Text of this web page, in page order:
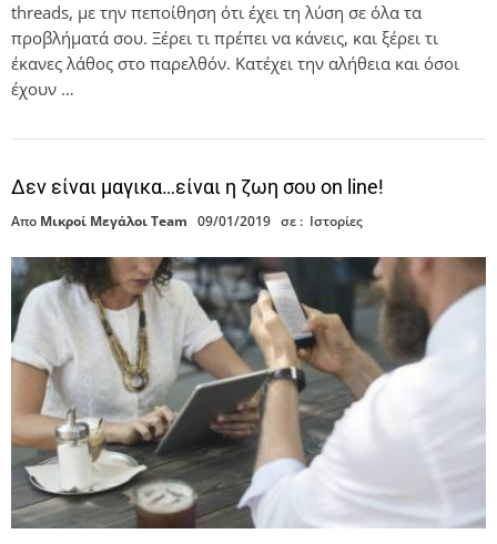
threads, με την πεποίθηση ότι έχει τη λύση σε όλα τα
προβλήματά σου. Ξέρει τι πρέπει να κάνεις, και ξέρει τι
έκανες λάθος στο παρελθόν. Κατέχει την αλήθεια και όσοι
έχουν …
Δεν είναι μαγικα…είναι η ζωη σου on line!
Απο Μικροί Μεγάλοι Team 09/01/2019 σε : Ιστορίες